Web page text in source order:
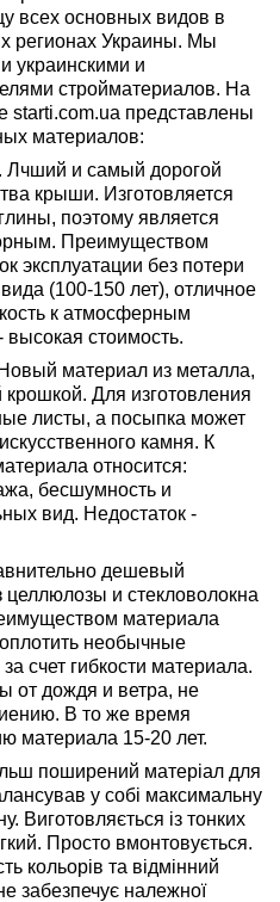
всех основных видов в
регионах Украины. Мы
украинскими и
стройматериалов. На
представлены
материалов:
. Лчший и самый дорогой
крыши. Изготовляется
поэтому является
Преимуществом
эксплуатации без потери
(100-150 лет), отличное
к атмосферным
стоимость.
Новый материал из металла,
Для изготовления
листы, а посыпка может
камня. К
относится:
бесшумность и
вид. Недостаток -
дешевый
и стекловолокна
материала
необычные
счет гибкости материала.
от дождя и ветра, не
В то же время
материала 15-20 лет.
поширений матеріал для
у собі максимальну
Виготовляється із тонких
Просто вмонтовується.
кольорів та відмінний
забезпечує належної